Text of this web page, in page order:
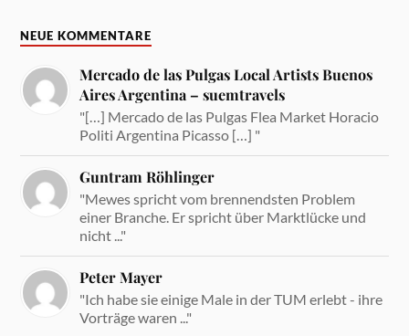
NEUE KOMMENTARE
Mercado de las Pulgas Local Artists Buenos
Aires Argentina – suemtravels
"[…] Mercado de las Pulgas Flea Market Horacio
Politi Argentina Picasso […] "
Guntram Röhlinger
"Mewes spricht vom brennendsten Problem
einer Branche. Er spricht über Marktlücke und
nicht ..."
Peter Mayer
"Ich habe sie einige Male in der TUM erlebt - ihre
Vorträge waren ..."